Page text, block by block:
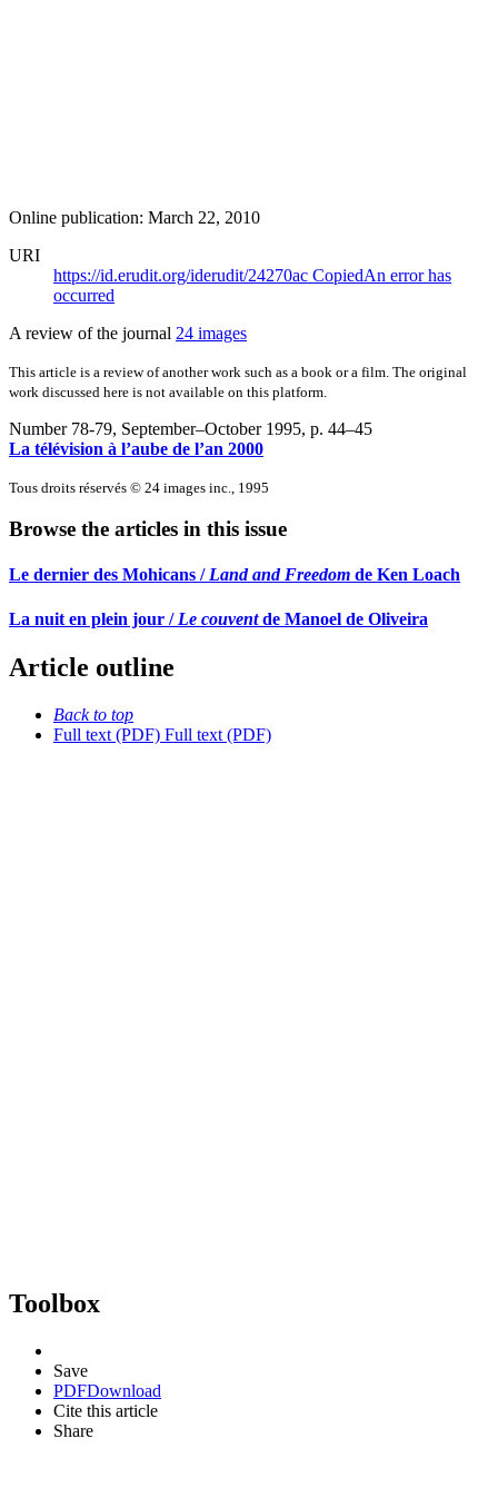
Online publication: March 22, 2010
URI
https://id.erudit.org/iderudit/24270ac CopiedAn error has
occurred
A review of the journal 24 images
This article is a review of another work such as a book or a film. The original
work discussed here is not available on this platform.
Number 78-79, September–October 1995, p. 44–45
La télévision à l’aube de l’an 2000
Tous droits réservés © 24 images inc., 1995
Browse the articles in this issue
Le dernier des Mohicans /Land and Freedom de Ken Loach
La nuit en plein jour / Le couventde Manoel de Oliveira
Article outline
Back to top
Full text (PDF) Full text (PDF)
Toolbox
Save
PDFDownload
Cite this article
Share